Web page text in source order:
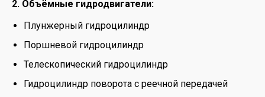
2. Объёмные гидродвигатели:
Плунжерный гидроцилиндр
Поршневой гидроцилиндр
Телескопический гидроцилиндр
Гидроцилиндр поворота с реечной передачей